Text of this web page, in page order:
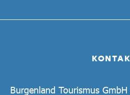
Burgenland Tourismus GmbH